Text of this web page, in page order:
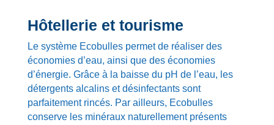
Hôtellerie et tourisme
Le système Ecobulles permet de réaliser des
économies d’eau, ainsi que des économies
d’énergie. Grâce à la baisse du pH de l’eau, les
détergents alcalins et désinfectants sont
parfaitement rincés. Par ailleurs, Ecobulles
conserve les minéraux naturellement présents